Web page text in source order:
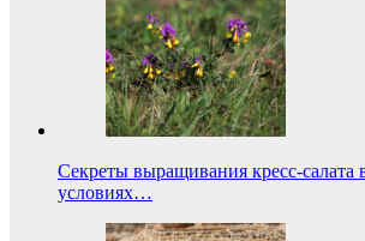
Секреты выращивания кресс-
условиях…